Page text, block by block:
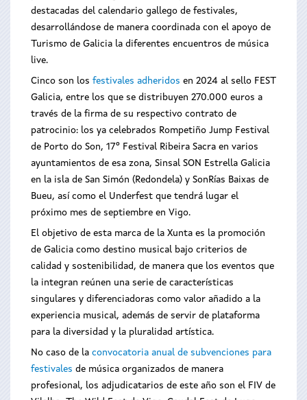
destacadas del calendario gallego de festivales,
desarrollándose de manera coordinada con el apoyo de
Turismo de Galicia la diferentes encuentros de música
live.
Cinco son los festivales adheridos en 2024 al sello FEST
Galicia, entre los que se distribuyen 270.000 euros a
través de la firma de su respectivo contrato de
patrocinio: los ya celebrados Rompetiño Jump Festival
de Porto do Son, 17º Festival Ribeira Sacra en varios
ayuntamientos de esa zona, Sinsal SON Estrella Galicia
en la isla de San Simón (Redondela) y SonRías Baixas de
Bueu, así como el Underfest que tendrá lugar el
próximo mes de septiembre en Vigo.
El objetivo de esta marca de la Xunta es la promoción
de Galicia como destino musical bajo criterios de
calidad y sostenibilidad, de manera que los eventos que
la integran reúnen una serie de características
singulares y diferenciadoras como valor añadido a la
experiencia musical, además de servir de plataforma
para la diversidad y la pluralidad artística.
No caso de la convocatoria anual de subvenciones para
festivales de música organizados de manera
profesional, los adjudicatarios de este año son el FIV de